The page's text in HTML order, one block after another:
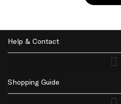
Help & Contact
Shopping Guide